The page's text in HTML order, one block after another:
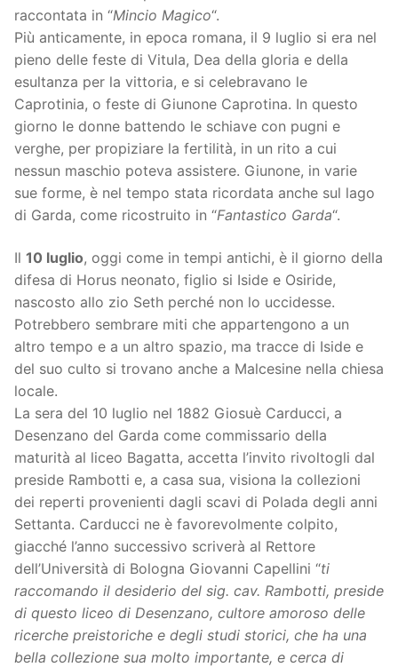
raccontata in “Mincio Magico“.
Più anticamente, in epoca romana, il 9 luglio si era nel
pieno delle feste di Vitula, Dea della gloria e della
esultanza per la vittoria, e si celebravano le
Caprotinia, o feste di Giunone Caprotina. In questo
giorno le donne battendo le schiave con pugni e
verghe, per propiziare la fertilità, in un rito a cui
nessun maschio poteva assistere. Giunone, in varie
sue forme, è nel tempo stata ricordata anche sul lago
di Garda, come ricostruito in “Fantastico Garda“.
Il 10 luglio, oggi come in tempi antichi, è il giorno della
difesa di Horus neonato, figlio si Iside e Osiride,
nascosto allo zio Seth perché non lo uccidesse.
Potrebbero sembrare miti che appartengono a un
altro tempo e a un altro spazio, ma tracce di Iside e
del suo culto si trovano anche a Malcesine nella chiesa
locale.
La sera del 10 luglio nel 1882 Giosuè Carducci, a
Desenzano del Garda come commissario della
maturità al liceo Bagatta, accetta l’invito rivoltogli dal
preside Rambotti e, a casa sua, visiona la collezioni
dei reperti provenienti dagli scavi di Polada degli anni
Settanta. Carducci ne è favorevolmente colpito,
giacché l’anno successivo scriverà al Rettore
dell’Università di Bologna Giovanni Capellini “ti
raccomando il desiderio del sig. cav. Rambotti, preside
di questo liceo di Desenzano, cultore amoroso delle
ricerche preistoriche e degli studi storici, che ha una
bella collezione sua molto importante, e cerca di